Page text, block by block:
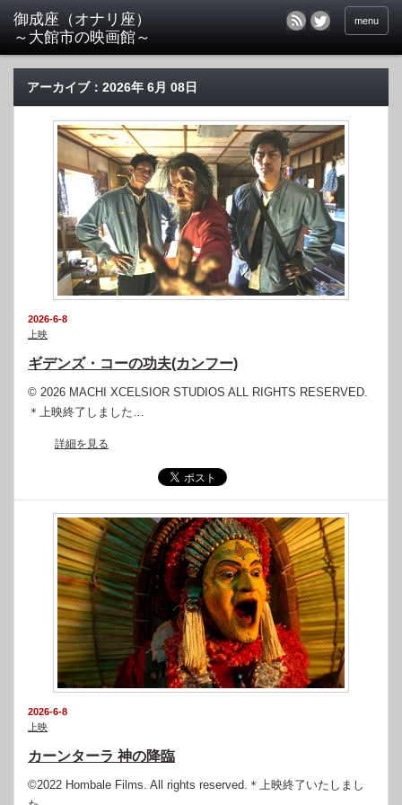
menu
アーカイブ：2026年 6月 08日
2026-6-8
上映
ギデンズ・コーの功夫(カンフー)
© 2026 MACHI XCELSIOR STUDIOS ALL RIGHTS RESERVED.
＊上映終了しました…
詳細を見る
2026-6-8
上映
カーンターラ 神の降臨
©2022 Hombale Films. All rights reserved.＊上映終了いたしまし